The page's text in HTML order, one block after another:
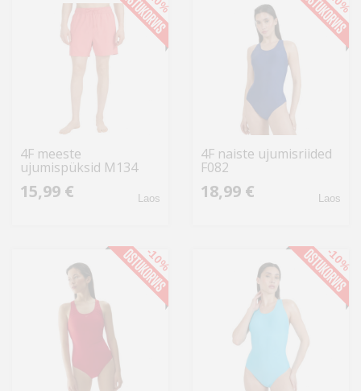
4F meeste
ujumispüksid M134
4FWSS25UBDSM134
63S, korallikarva
15,99 € Laos
4F naiste ujumisriided
F082
31S, tumesinine
18,99 € Laos
-10% -10%